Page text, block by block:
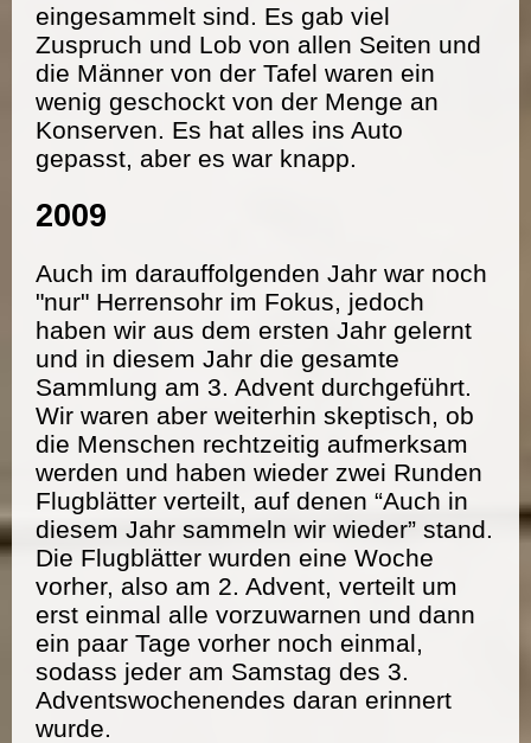
eingesammelt sind. Es gab viel
Zuspruch und Lob von allen Seiten und
die Männer von der Tafel waren ein
wenig geschockt von der Menge an
Konserven. Es hat alles ins Auto
gepasst, aber es war knapp.
2009
Auch im darauffolgenden Jahr war noch
"nur" Herrensohr im Fokus, jedoch
haben wir aus dem ersten Jahr gelernt
und in diesem Jahr die gesamte
Sammlung am 3. Advent durchgeführt.
Wir waren aber weiterhin skeptisch, ob
die Menschen rechtzeitig aufmerksam
werden und haben wieder zwei Runden
Flugblätter verteilt, auf denen “Auch in
diesem Jahr sammeln wir wieder” stand.
Die Flugblätter wurden eine Woche
vorher, also am 2. Advent, verteilt um
erst einmal alle vorzuwarnen und dann
ein paar Tage vorher noch einmal,
sodass jeder am Samstag des 3.
Adventswochenendes daran erinnert
wurde.